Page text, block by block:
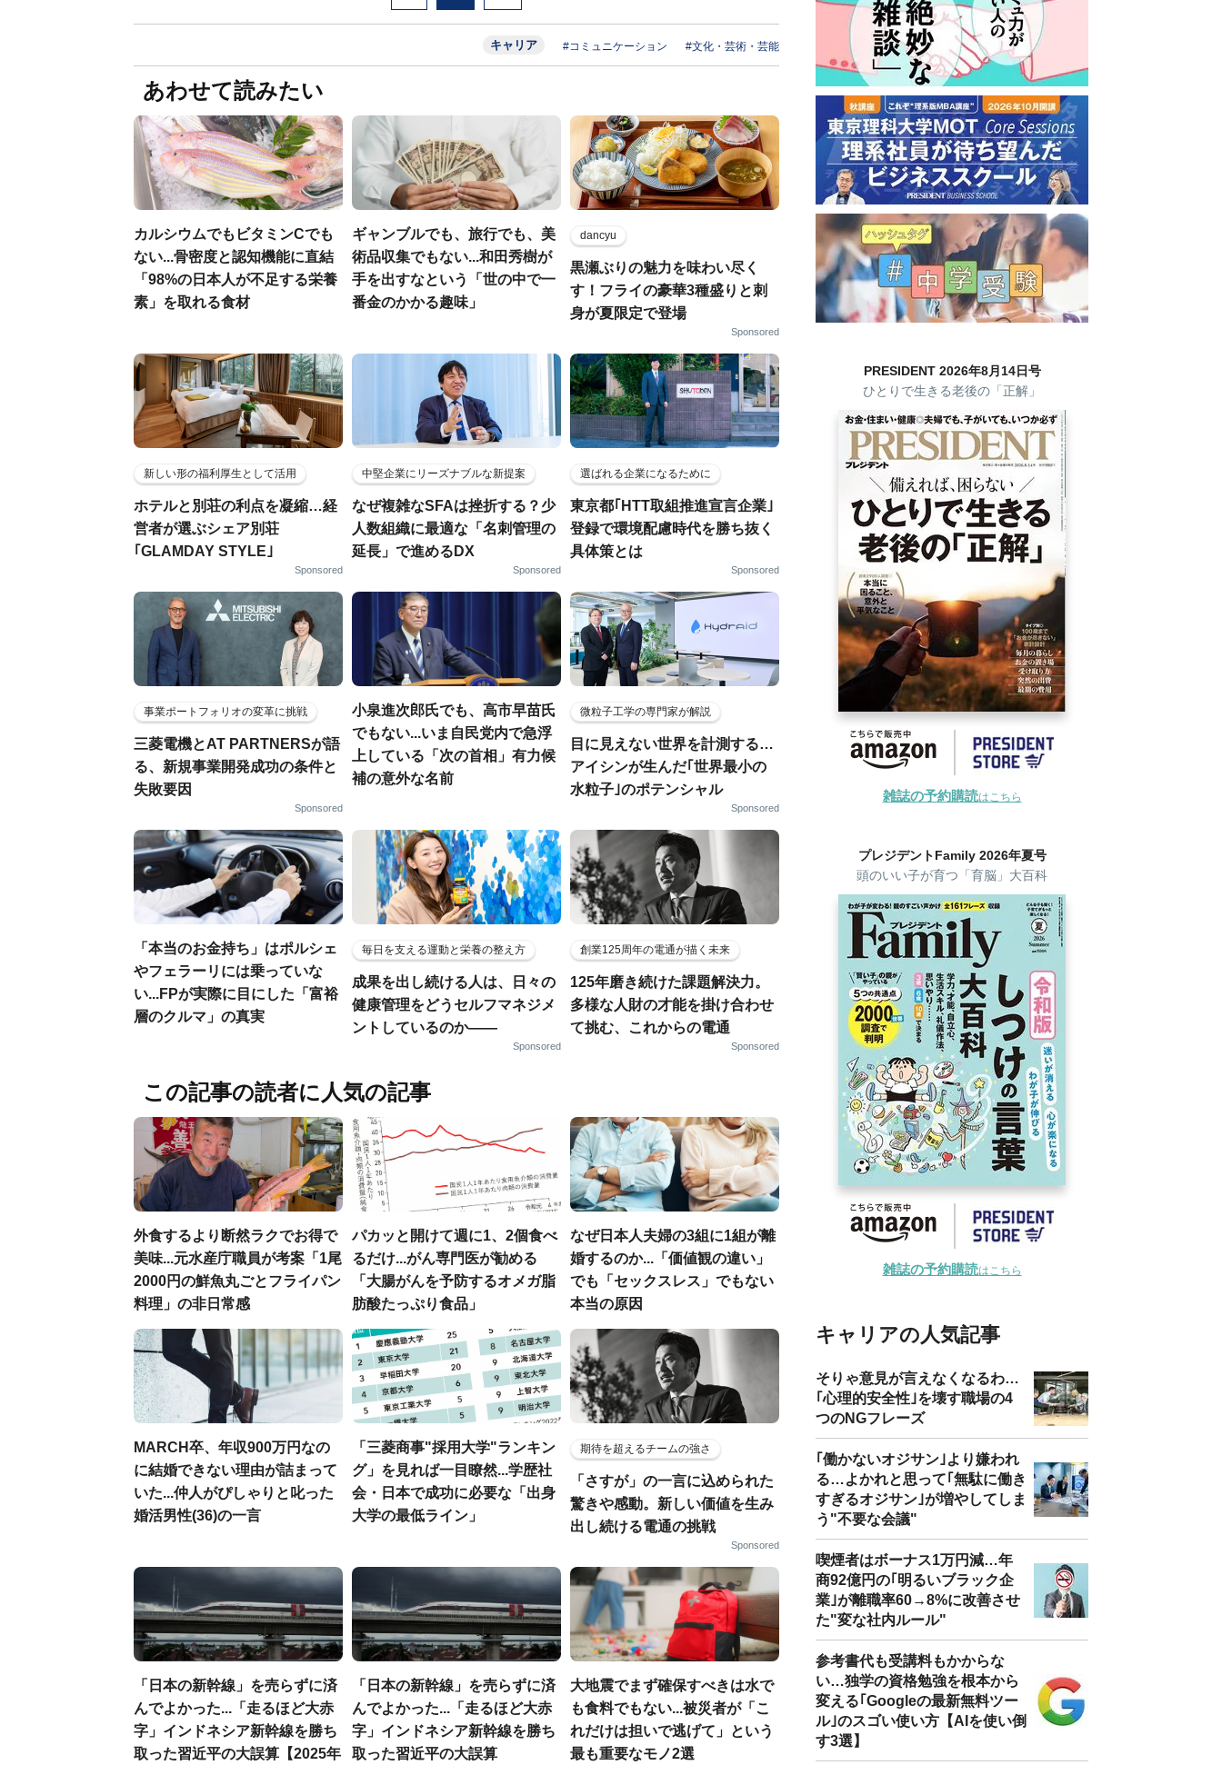
キャリア #コミュニケーション #文化・芸術・芸能
あわせて読みたい
カルシウムでもビタミンCでも
ない...骨密度と認知機能に直結
「98%の日本人が不足する栄養
素」を取れる食材
ギャンブルでも、旅行でも、美
術品収集でもない...和田秀樹が
手を出すなという「世の中で一
番金のかかる趣味」
dancyu
黒瀬ぶりの魅力を味わい尽く
す！フライの豪華3種盛りと刺
身が夏限定で登場
Sponsored
新しい形の福利厚生として活用
ホテルと別荘の利点を凝縮…経
営者が選ぶシェア別荘
｢GLAMDAY STYLE｣
Sponsored
中堅企業にリーズナブルな新提案
なぜ複雑なSFAは挫折する？少
人数組織に最適な「名刺管理の
延長」で進めるDX
Sponsored
選ばれる企業になるために
東京都｢HTT取組推進宣言企業｣
登録で環境配慮時代を勝ち抜く
具体策とは
Sponsored
事業ポートフォリオの変革に挑戦
三菱電機とAT PARTNERSが語
る、新規事業開発成功の条件と
失敗要因
Sponsored
小泉進次郎氏でも、高市早苗氏
でもない...いま自民党内で急浮
上している「次の首相」有力候
補の意外な名前
微粒子工学の専門家が解説
目に見えない世界を計測する…
アイシンが生んだ｢世界最小の
水粒子｣のポテンシャル
Sponsored
「本当のお金持ち」はポルシェ
やフェラーリには乗っていな
い...FPが実際に目にした「富裕
層のクルマ」の真実
毎日を支える運動と栄養の整え方
成果を出し続ける人は、日々の
健康管理をどうセルフマネジメ
ントしているのか——
Sponsored
創業125周年の電通が描く未来
125年磨き続けた課題解決力。
多様な人財の才能を掛け合わせ
て挑む、これからの電通
Sponsored
この記事の読者に人気の記事
外食するより断然ラクでお得で
美味...元水産庁職員が考案「1尾
2000円の鮮魚丸ごとフライパン
料理」の非日常感
パカッと開けて週に1、2個食べ
るだけ...がん専門医が勧める
「大腸がんを予防するオメガ脂
肪酸たっぷり食品」
なぜ日本人夫婦の3組に1組が離
婚するのか...「価値観の違い」
でも「セックスレス」でもない
本当の原因
MARCH卒、年収900万円なの
に結婚できない理由が詰まって
いた...仲人がぴしゃりと叱った
婚活男性(36)の一言
「三菱商事"採用大学"ランキン
グ」を見れば一目瞭然...学歴社
会・日本で成功に必要な「出身
大学の最低ライン」
期待を超えるチームの強さ
「さすが」の一言に込められた
驚きや感動。新しい価値を生み
出し続ける電通の挑戦
Sponsored
「日本の新幹線」を売らずに済
んでよかった...「走るほど大赤
字」インドネシア新幹線を勝ち
取った習近平の大誤算【2025年
「日本の新幹線」を売らずに済
んでよかった...「走るほど大赤
字」インドネシア新幹線を勝ち
取った習近平の大誤算
大地震でまず確保すべきは水で
も食料でもない...被災者が「こ
れだけは担いで逃げて」という
最も重要なモノ2選
PRESIDENT 2026年8月14日号
ひとりで生きる老後の「正解」
雑誌の予約購読はこちら
プレジデントFamily 2026年夏号
頭のいい子が育つ「育脳」大百科
雑誌の予約購読はこちら
キャリアの人気記事
そりゃ意見が言えなくなるわ…
｢心理的安全性｣を壊す職場の4
つのNGフレーズ
｢働かないオジサン｣より嫌われ
る…よかれと思って｢無駄に働き
すぎるオジサン｣が増やしてしま
う"不要な会議"
喫煙者はボーナス1万円減…年
商92億円の｢明るいブラック企
業｣が離職率60→8%に改善させ
た"変な社内ルール"
参考書代も受講料もかからな
い…独学の資格勉強を根本から
変える｢Googleの最新無料ツー
ル｣のスゴい使い方【AIを使い倒
す3選】